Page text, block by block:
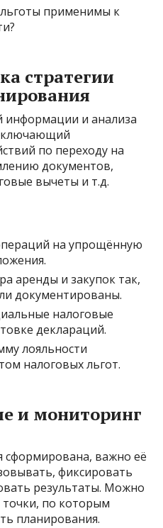
применимы к
стратегии
информации и анализа
по переходу на
документов,
вычеты и т.д.
на упрощённую
аренды и закупок так,
документированы.
налоговые
деклараций.
лояльности
налоговых льгот.
и мониторинг
сформирована, важно её
фиксировать
результаты. Можно
по которым
планирования.